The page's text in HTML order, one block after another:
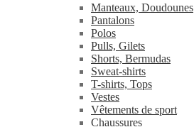
Manteaux, Doudounes
Pantalons
Polos
Pulls, Gilets
Shorts, Bermudas
Sweat-shirts
T-shirts, Tops
Vestes
Vêtements de sport
Chaussures